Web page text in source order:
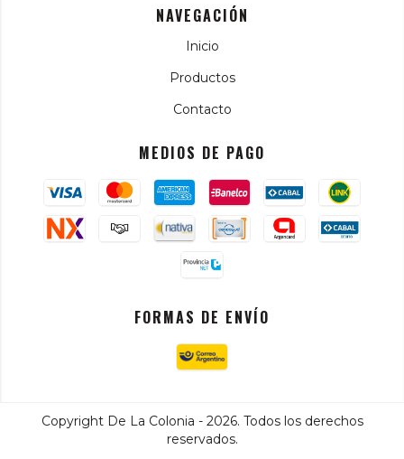
NAVEGACIÓN
Inicio
Productos
Contacto
MEDIOS DE PAGO
FORMAS DE ENVÍO
Copyright De La Colonia - 2026. Todos los derechos
reservados.